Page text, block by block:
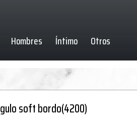
Hombres Íntimo Otros
soft bordo(4200)